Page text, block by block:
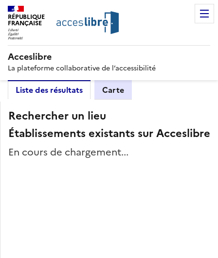
RÉPUBLIQUE
FRANÇAISE
Acceslibre
La plateforme collaborative de l’accessibilité
Liste des résultats Carte
Rechercher un lieu
Établissements existants sur Acceslibre
En cours de chargement...